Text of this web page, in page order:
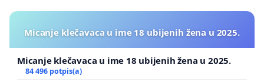
Micanje klečavaca u ime 18 ubijenih žena u 2025.
Micanje klečavaca u ime 18 ubijenih žena u 2025.
84 496 potpis(a)